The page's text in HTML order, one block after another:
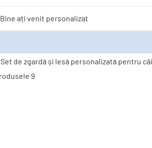
Bine ați venit personalizat